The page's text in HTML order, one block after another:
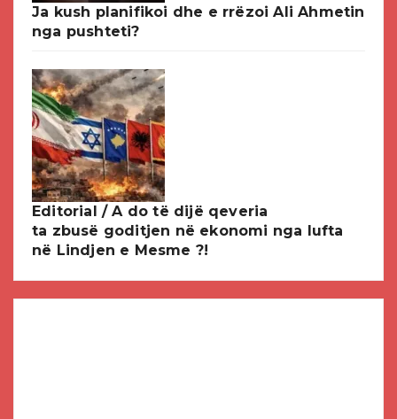
Ja kush planifikoi dhe e rrëzoi Ali Ahmetin
nga pushteti?
Editorial / A do të dijë qeveria
ta zbusë goditjen në ekonomi nga lufta
në Lindjen e Mesme ?!